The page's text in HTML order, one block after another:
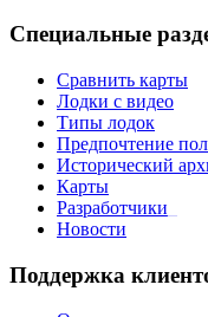
Специальные
Сравнить карты
Лодки с видео
Типы лодок
Предпочтение
Исторический
Карты
Разработчики
Новости
Поддержка